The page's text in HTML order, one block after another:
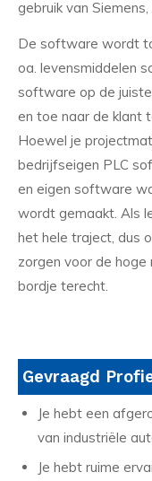
gebruik van
De software wordt
oa. levensmiddelen
software op de
en toe naar de klant
Hoewel je
bedrijfseigen PLC
en eigen software
wordt gemaakt. Als
het hele traject, dus
zorgen voor de
bordje terecht.
Gevraagd
Je hebt een
van industriële
Je hebt ruime